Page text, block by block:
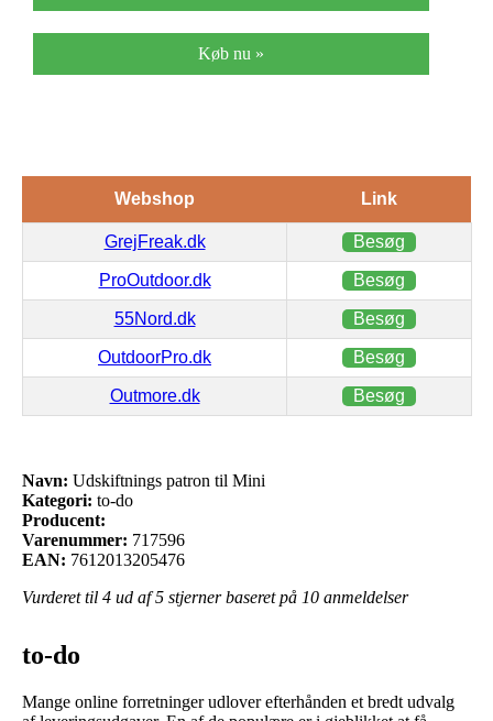
Køb nu »
Webshop Link
GrejFreak.dk Besøg
ProOutdoor.dk Besøg
55Nord.dk Besøg
OutdoorPro.dk Besøg
Outmore.dk Besøg
Navn: Udskiftnings patron til Mini
Kategori: to-do
Producent:
Varenummer: 717596
EAN: 7612013205476
Vurderet til 4 ud af 5 stjerner baseret på 10 anmeldelser
to-do
Mange online forretninger udlover efterhånden et bredt udvalg